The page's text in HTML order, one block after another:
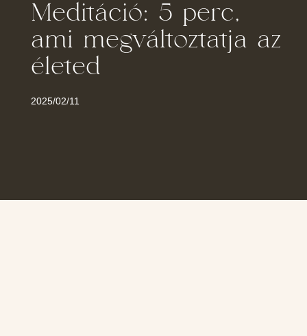
Meditáció: 5 perc,
ami megváltoztatja az
életed
2025/02/11